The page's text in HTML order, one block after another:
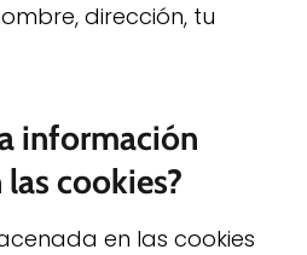
dirección, tu
información
cookies?
en las cookies